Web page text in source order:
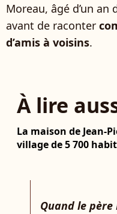
Moreau, âgé d’un
avant de raconter
d’amis à voisins.
À lire
La maison de Jean-
village de 5 700
Quand le père